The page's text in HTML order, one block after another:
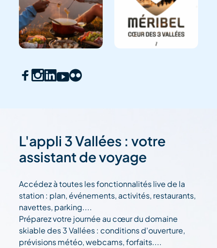
L'appli 3 Vallées : votre
assistant de voyage
Accédez à toutes les fonctionnalités live de la
station : plan, événements, activités, restaurants,
navettes, parking....
Préparez votre journée au cœur du domaine
skiable des 3 Vallées : conditions d'ouverture,
prévisions météo, webcams, forfaits....